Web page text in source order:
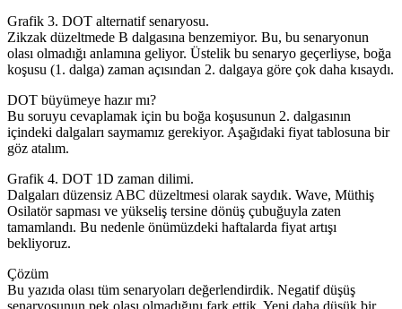
Grafik 3. DOT alternatif senaryosu.
Zikzak düzeltmede B dalgasına benzemiyor. Bu, bu senaryonun
olası olmadığı anlamına geliyor. Üstelik bu senaryo geçerliyse, boğa
koşusu (1. dalga) zaman açısından 2. dalgaya göre çok daha kısaydı.
DOT büyümeye hazır mı?
Bu soruyu cevaplamak için bu boğa koşusunun 2. dalgasının
içindeki dalgaları saymamız gerekiyor. Aşağıdaki fiyat tablosuna bir
göz atalım.
Grafik 4. DOT 1D zaman dilimi.
Dalgaları düzensiz ABC düzeltmesi olarak saydık. Wave, Müthiş
Osilatör sapması ve yükseliş tersine dönüş çubuğuyla zaten
tamamlandı. Bu nedenle önümüzdeki haftalarda fiyat artışı
bekliyoruz.
Çözüm
Bu yazıda olası tüm senaryoları değerlendirdik. Negatif düşüş